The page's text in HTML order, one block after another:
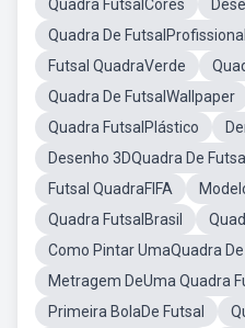
Quadra FutsalCores
Quadra De FutsalProfissional
Futsal QuadraVerde
Quadra De FutsalWallpaper
Quadra FutsalPlástico
Desenho 3DQuadra De Futsal
Futsal QuadraFIFA
Quadra FutsalBrasil
Como Pintar UmaQuadra De
Metragem DeUma Quadra
Primeira BolaDe Futsal